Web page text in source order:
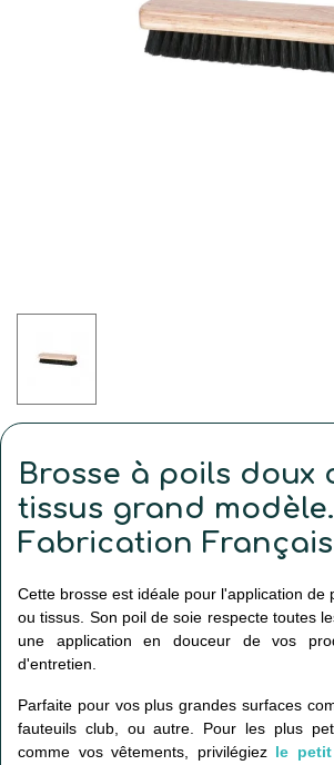
Brosse à poils doux
tissus grand modèle.
Fabrication
Cette brosse est idéale pour l'application de
ou tissus. Son poil de soie respecte toutes
une application en douceur de vos
d'entretien.
Parfaite pour vos plus grandes surfaces
fauteuils club, ou autre. Pour les plus
comme vos vêtements, privilégiez le petit